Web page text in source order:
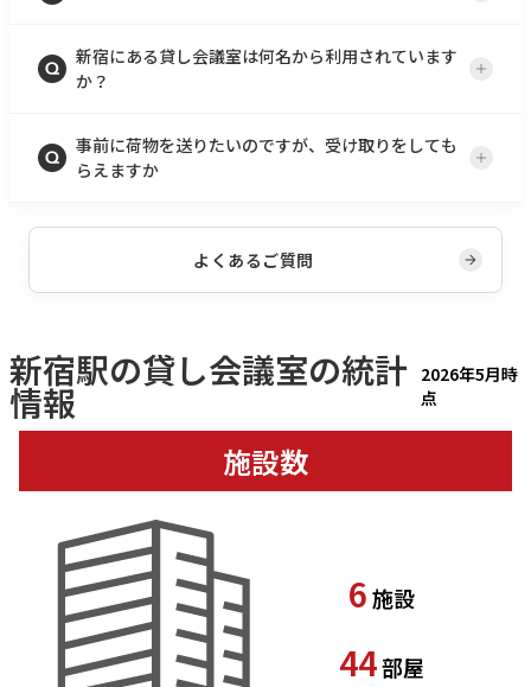
新宿にある貸し会議室は何名から利用されています
か？
事前に荷物を送りたいのですが、受け取りをしても
らえますか
よくあるご質問
新宿駅の貸し会議室の統計
情報
2026年5月時
点
施設数
6施設
44部屋